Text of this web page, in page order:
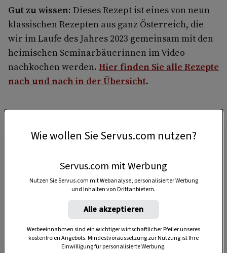
Gut zu wissen: Dieses Rezept ist eines von neun
klassischen Rezepten aus ganz Österreich, die
wir im Laufe des Jahres 2023 gemeinsam mit den
heimischen Seminarbäuerinnen im Video
nachkochen werden. Hier finden Sie alle Rezepte
nach und nach in der Übersicht.
4 Portionen
40 Minuten
1:45 Stunden
Wie wollen Sie Servus.com nutzen?
Servus.com mit Werbung
Nutzen Sie Servus.com mit Webanalyse, personalisierter Werbung
und Inhalten von Drittanbietern.
Alle akzeptieren
Werbeeinnahmen sind ein wichtiger wirtschaftlicher Pfeiler unseres
kostenfreien Angebots. Mindestvoraussetzung zur Nutzung ist Ihre
Einwilligung für personalisierte Werbung.